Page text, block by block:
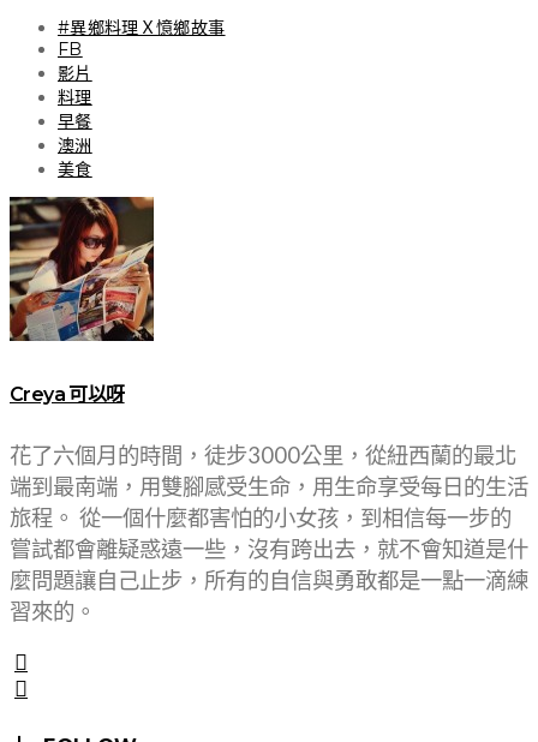
#異鄉料理Ｘ憶鄉故事
FB
影片
料理
早餐
澳洲
美食
Creya 可以呀
花了六個月的時間，徒步3000公里，從紐西蘭的最北
端到最南端，用雙腳感受生命，用生命享受每日的生活
旅程。 從一個什麼都害怕的小女孩，到相信每一步的
嘗試都會離疑惑遠一些，沒有跨出去，就不會知道是什
麼問題讓自己止步，所有的自信與勇敢都是一點一滴練
習來的。